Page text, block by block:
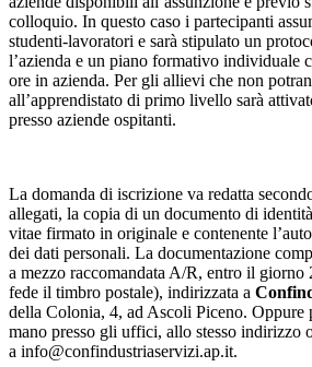
colloquio. In questo caso i partecipanti
studenti-lavoratori e sarà stipulato un
l’azienda e un piano formativo individuale
ore in azienda. Per gli allievi che non
all’apprendistato di primo livello sarà
presso aziende ospitanti.
La domanda di iscrizione va redatta
allegati, la copia di un documento di
vitae firmato in originale e contenente
dei dati personali. La documentazione
a mezzo raccomandata A/R, entro il giorno
fede il timbro postale), indirizzata a
della Colonia, 4, ad Ascoli Piceno. Oppure
mano presso gli uffici, allo stesso indirizzo
a info@confindustriaservizi.ap.it.